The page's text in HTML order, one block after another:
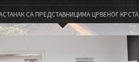
СА ПРЕДСТАВНИЦИМА ЦРВЕНОГ КРСТА